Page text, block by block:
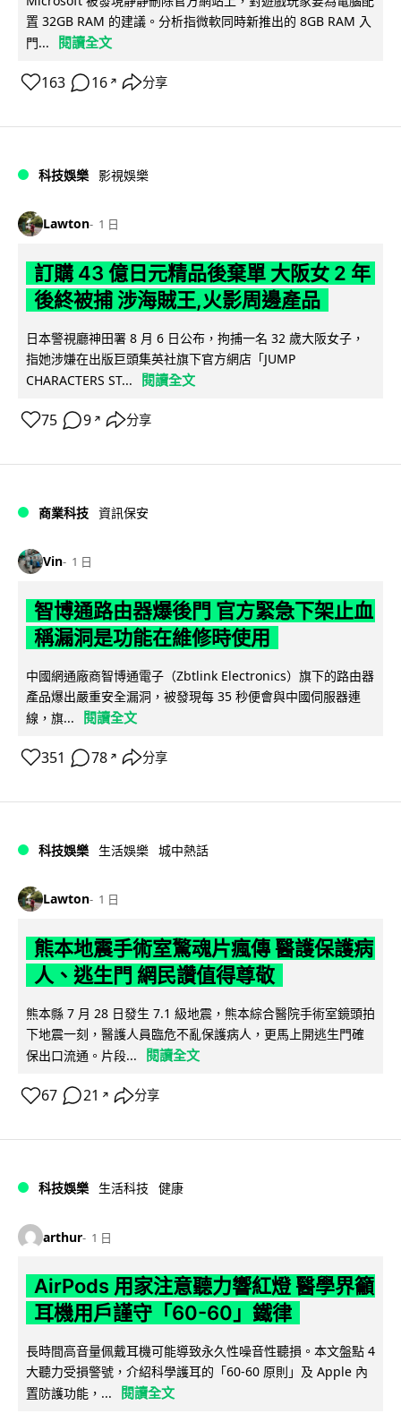
置 32GB RAM 的建議。分析指微軟同時新推出的 8GB RAM 入
門...
閱讀全文
163 16 ↗ 分享
科技娛樂 影視娛樂
Lawton 1 日
訂購 43 億日元精品後棄單 大阪女 2 年
後終被捕 涉海賊王,火影周邊產品
日本警視廳神田署 8 月 6 日公布，拘捕一名 32 歲大阪女子，
指她涉嫌在出版巨頭集英社旗下官方網店「JUMP
CHARACTERS ST...
閱讀全文
75 9 ↗ 分享
商業科技 資訊保安
Vin 1 日
智博通路由器爆後門 官方緊急下架止血
稱漏洞是功能在維修時使用
中國網通廠商智博通電子（Zbtlink Electronics）旗下的路由器
產品爆出嚴重安全漏洞，被發現每 35 秒便會與中國伺服器連
線，旗...
閱讀全文
351 78 ↗ 分享
科技娛樂 生活娛樂 城中熱話
Lawton 1 日
熊本地震手術室驚魂片瘋傳 醫護保護病
人、逃生門 網民讚值得尊敬
熊本縣 7 月 28 日發生 7.1 級地震，熊本綜合醫院手術室鏡頭拍
下地震一刻，醫護人員臨危不亂保護病人，更馬上開逃生門確
保出口流通。片段...
閱讀全文
67 21 ↗ 分享
科技娛樂 生活科技 健康
arthur 1 日
AirPods 用家注意聽力響紅燈 醫學界籲
耳機用戶謹守「60-60」鐵律
長時間高音量佩戴耳機可能導致永久性噪音性聽損。本文盤點 4
大聽力受損警號，介紹科學護耳的「60-60 原則」及 Apple 內
置防護功能，...
閱讀全文